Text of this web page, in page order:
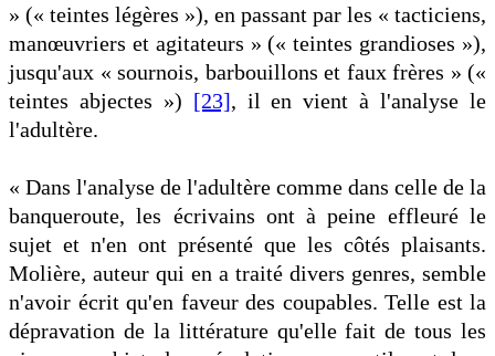
» (« teintes légères »), en passant par les « tacticiens,
manœuvriers et agitateurs » (« teintes grandioses »),
jusqu'aux « sournois, barbouillons et faux frères » («
teintes abjectes ») [23], il en vient à l'analyse le
l'adultère.
« Dans l'analyse de l'adultère comme dans celle de la
banqueroute, les écrivains ont à peine effleuré le
sujet et n'en ont présenté que les côtés plaisants.
Molière, auteur qui en a traité divers genres, semble
n'avoir écrit qu'en faveur des coupables. Telle est la
dépravation de la littérature qu'elle fait de tous les